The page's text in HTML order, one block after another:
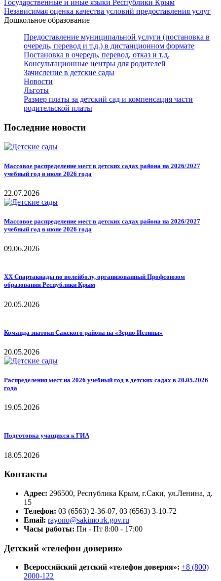
Государственные и иные языки Республики Крым
Независимая оценка качества условий предоставления услуг
Дошкольное образование
Предоставление муниципальной услуги (постановка в
очередь, перевод и т.д.) в дистанционном формате
Постановка в очередь, перевод, отказ и т.д.
Консультационные центры для родителей
Зачисление в детские сады
Новости
Льготы
Размер платы за детский сад и компенсация части
родительской платы
Последние новости
Массовое распределение мест в детских садах района на 2026/2027
учебный год в июле 2026 года
22.07.2026
Массовое распределение мест в детских садах района на 2026/2027
учебный год в июне 2026 года
09.06.2026
ХХ Спартакиады по волейболу, организованный Профсоюзом
образования Республики Крым
20.05.2026
Команда знатоки Сакского района на «Зерно Истины»
20.05.2026
Распределения мест на 2026 учебный год в детских садах в 20.05.2026
года
19.05.2026
Подготовка учащихся к ГИА
18.05.2026
Контакты
Адрес: 296500, Республика Крым, г.Саки, ул.Ленина, д.
15
Телефон: 03 (6563) 2-36-07, 03 (6563) 3-10-72
Email: rayono@sakimo.rk.gov.ru
Часы работы: Пн - Пт 8:00 - 17:00
Детский «телефон доверия»
Всероссийский детский «телефон доверия»: +8 (800)
2000-122